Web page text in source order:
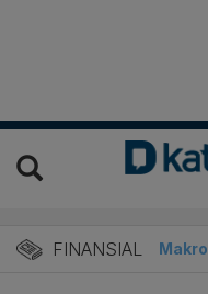
FINANSIAL Makro